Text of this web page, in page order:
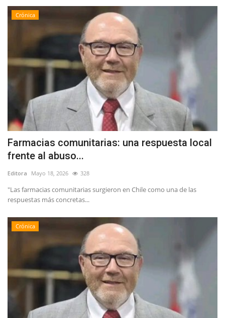
Crónica
Farmacias comunitarias: una respuesta local
frente al abuso...
Editora Mayo 18, 2026 328
"Las farmacias comunitarias surgieron en Chile como una de las
respuestas más concretas...
Crónica